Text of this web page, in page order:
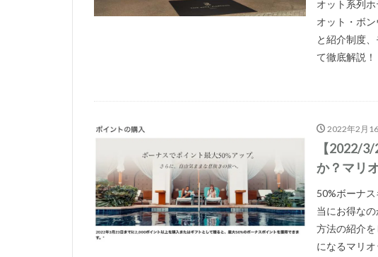
オット系列
オット・ボ
と紹介制度
て徹底解説！
2022年2月
【2022/
か？マリ
50%ボーナ
当にお得な
方法の紹介
になるマリ